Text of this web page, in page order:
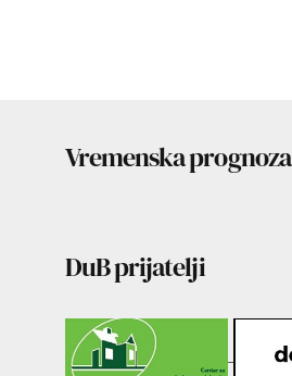
Vremenska prognoza
DuB prijatelji